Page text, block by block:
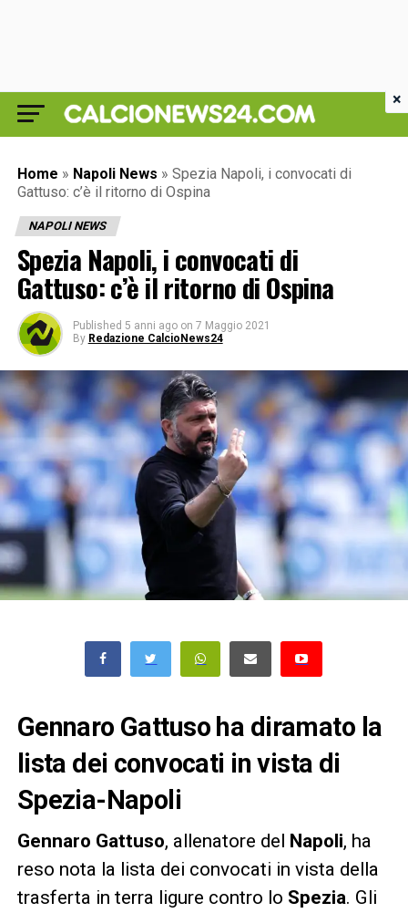
Home » Napoli News » Spezia Napoli, i convocati di
Gattuso: c’è il ritorno di Ospina
NAPOLI NEWS
Spezia Napoli, i convocati di
Gattuso: c’è il ritorno di Ospina
Published 5 anni ago on 7 Maggio 2021
By Redazione CalcioNews24
Gennaro Gattuso ha diramato la
lista dei convocati in vista di
Spezia-Napoli
Gennaro Gattuso, allenatore del Napoli, ha
reso nota la lista dei convocati in vista della
trasferta in terra ligure contro lo Spezia. Gli
×